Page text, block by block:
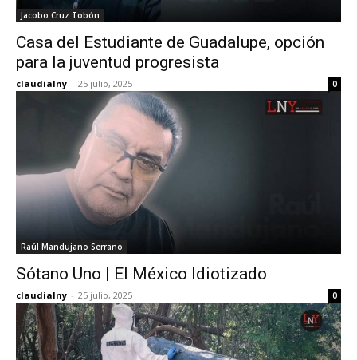
Jacobo Cruz Tobón
Casa del Estudiante de Guadalupe, opción
para la juventud progresista
claudialny - 25 julio, 2025 0
Raúl Mandujano Serrano
Sótano Uno | El México Idiotizado
claudialny - 25 julio, 2025 0